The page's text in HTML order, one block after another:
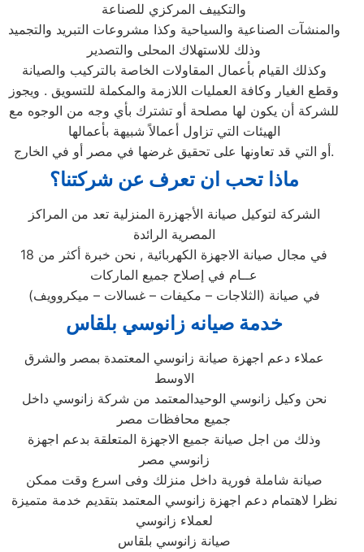
والتكييف المركزي للصناعة
والمنشآت الصناعية والسياحية وكذا مشروعات التبريد والتجميد
وذلك للاستهلاك المحلى والتصدير
وكذلك القيام بأعمال المقاولات الخاصة بالتركيب والصيانة
وقطع الغيار وكافة العمليات اللازمة والمكملة للتسويق . ويجوز
للشركة أن يكون لها مصلحة أو تشترك بأي وجه من الوجوه مع
الهيئات التي تزاول أعمالاً شبيهة بأعمالها
أو التي قد تعاونها على تحقيق غرضها في مصر أو في الخارج.
ماذا تحب ان تعرف عن شركتنا؟
الشركة لتوكيل صيانة الأجهزرة المنزلية تعد من المراكز
المصرية الرائدة
في مجال صيانة الاجهزة الكهربائية , نحن خبرة أكثر من 18
عــام في إصلاح جميع الماركات
في صيانة (الثلاجات – مكيفات – غسالات – ميكروويف)
خدمة صيانه زانوسي بلقاس
عملاء دعم اجهزة صيانة زانوسي المعتمدة بمصر والشرق
الاوسط
نحن وكيل زانوسي الوحيدالمعتمد من شركة زانوسي داخل
جميع محافظات مصر
وذلك من اجل صيانة جميع الاجهزة المتعلقة بدعم اجهزة
زانوسي مصر
صيانة شاملة فورية داخل منزلك وفى اسرع وقت ممكن
نظرا لاهتمام دعم اجهزة زانوسي المعتمد بتقديم خدمة متميزة
لعملاء زانوسي
صيانة زانوسي بلقاس